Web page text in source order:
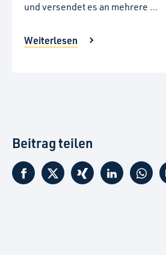
und versendet es an mehrere …
Weiterlesen
Beitrag teilen